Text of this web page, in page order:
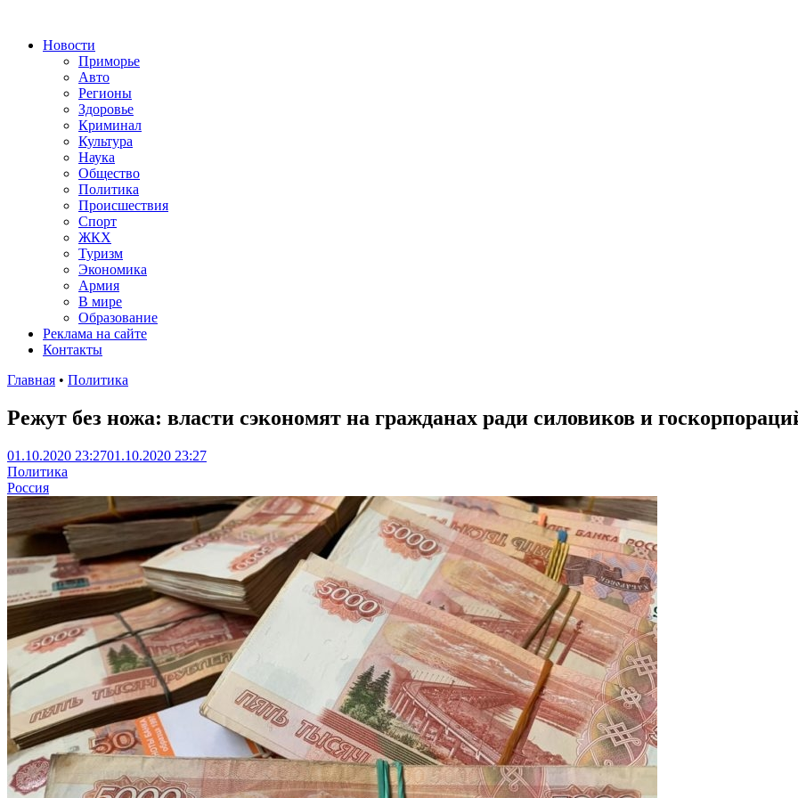
Новости
Приморье
Авто
Регионы
Здоровье
Криминал
Культура
Наука
Общество
Политика
Происшествия
Спорт
ЖКХ
Туризм
Экономика
Армия
В мире
Образование
Реклама на сайте
Контакты
Главная • Политика
Режут без ножа: власти сэкономят на гражданах ради силовиков и
01.10.2020 23:2701.10.2020 23:27
Политика
Россия